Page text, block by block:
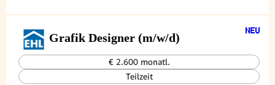
Grafik Designer (m/w/d)
€ 2.600 monatl.
Teilzeit